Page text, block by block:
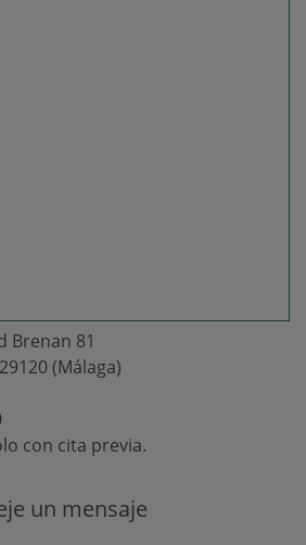
Brenan 81
(Málaga)
con cita previa.
un mensaje